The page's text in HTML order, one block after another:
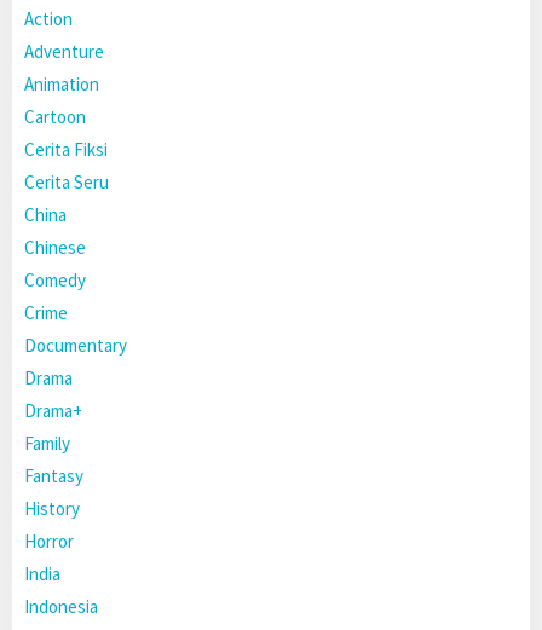
Action
Adventure
Animation
Cartoon
Cerita Fiksi
Cerita Seru
China
Chinese
Comedy
Crime
Documentary
Drama
Drama+
Family
Fantasy
History
Horror
India
Indonesia